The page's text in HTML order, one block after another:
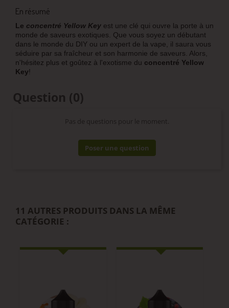
En résumé
Le concentré Yellow Key est une clé qui ouvre la porte à un
monde de saveurs exotiques. Que vous soyez un débutant
dans le monde du DIY ou un expert de la vape, il saura vous
séduire par sa fraîcheur et son harmonie de saveurs. Alors,
n'hésitez plus et goûtez à l'exotisme du concentré Yellow
Key!
Question (0)
Pas de questions pour le moment.
Poser une question
11 AUTRES PRODUITS DANS LA MÊME
CATÉGORIE :